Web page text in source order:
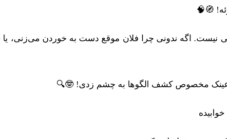
🧭🧠
نیست. اگه ندونی چرا فلان موقع دست به خوردن می‌زنی، یا
عینک مخصوص کشف الگوها به چشم زدی! 🤓🔍